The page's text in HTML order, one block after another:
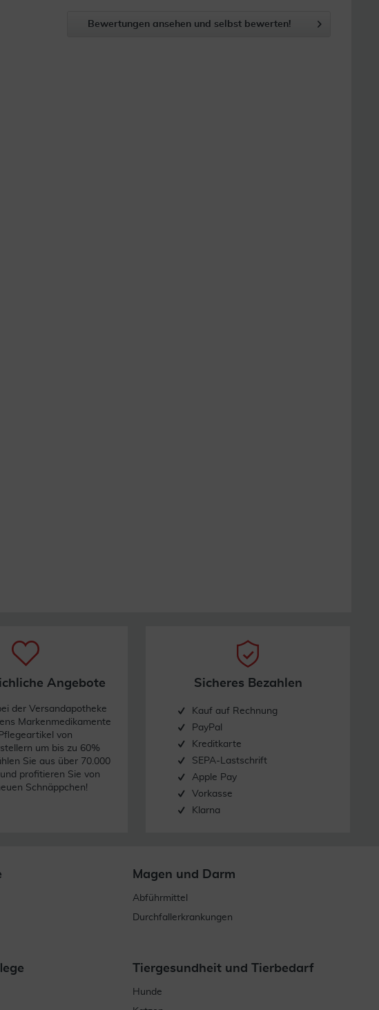
Bewertungen ansehen und selbst bewerten!
Angebote
der Versandapotheke
Markenmedikamente
von
um bis zu 60%
Sie aus über 70.000
profitieren Sie von
Schnäppchen!
Sicheres Bezahlen
Kauf auf Rechnung
PayPal
Kreditkarte
SEPA-Lastschrift
Apple Pay
Vorkasse
Klarna
Magen und Darm
Abführmittel
Durchfallerkrankungen
Tiergesundheit und Tierbedarf
Hunde